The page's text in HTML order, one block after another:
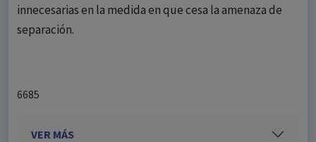
innecesarias en la medida en que cesa la amenaza de
separación.
6685
VER MÁS